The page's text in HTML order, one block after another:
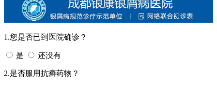
1.您是否已到医院确诊？
是 还没有
2.是否服用抗癣药物？